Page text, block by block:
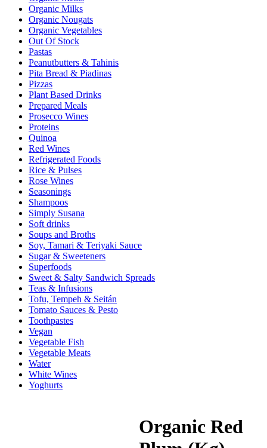
Organic Milks
Organic Nougats
Organic Vegetables
Out Of Stock
Pastas
Peanutbutters & Tahinis
Pita Bread & Piadinas
Pizzas
Plant Based Drinks
Prepared Meals
Prosecco Wines
Proteins
Quinoa
Red Wines
Refrigerated Foods
Rice & Pulses
Rose Wines
Seasonings
Shampoos
Simply Susana
Soft drinks
Soups and Broths
Soy, Tamari & Teriyaki Sauce
Sugar & Sweeteners
Superfoods
Sweet & Salty Sandwich Spreads
Teas & Infusions
Tofu, Tempeh & Seitán
Tomato Sauces & Pesto
Toothpastes
Vegan
Vegetable Fish
Vegetable Meats
Water
White Wines
Yoghurts
Organic Red